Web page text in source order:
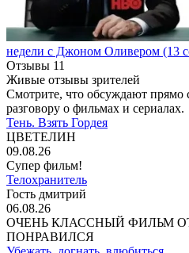
недели с Джоном Оливером (13
Отзывы 11
Живые отзывы зрителей
Смотрите, что обсуждают прямо
разговору о фильмах и сериалах.
Тень. Взять Гордея
ЦВЕТЕЛИН
09.08.26
Супер фильм!
Телохранитель
Гость дмитрий
06.08.26
ОЧЕНЬ КЛАССНЫЙ ФИЛЬМ
ПОНРАВИЛСЯ